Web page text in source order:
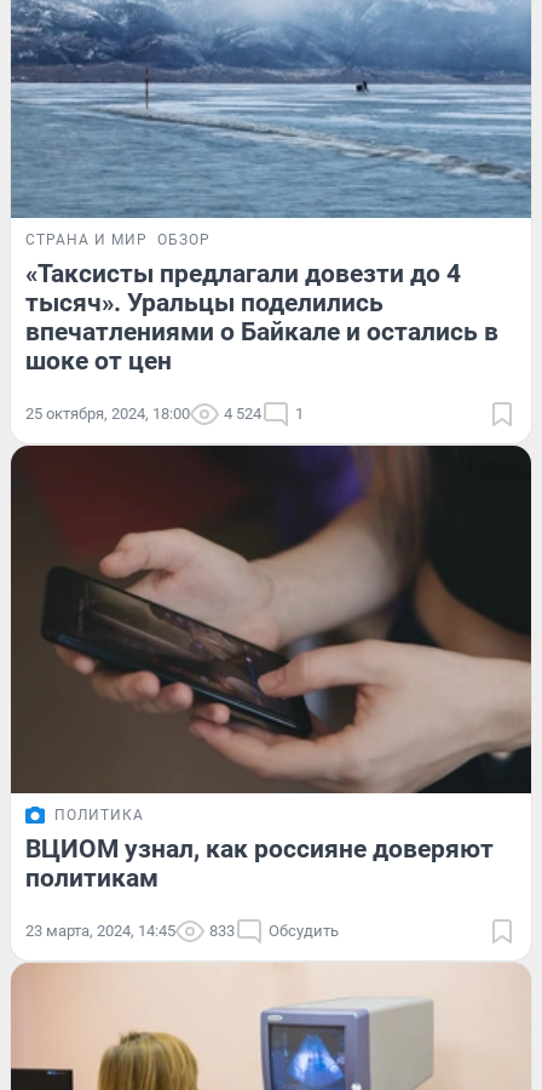
СТРАНА И МИР ОБЗОР
«Таксисты предлагали довезти до 4
тысяч». Уральцы поделились
впечатлениями о Байкале и остались в
шоке от цен
25 октября, 2024, 18:00 4 524 1
ПОЛИТИКА
ВЦИОМ узнал, как россияне доверяют
политикам
23 марта, 2024, 14:45 833 Обсудить